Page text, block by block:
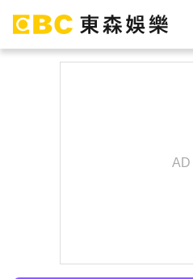
家成邊佑錫師妹